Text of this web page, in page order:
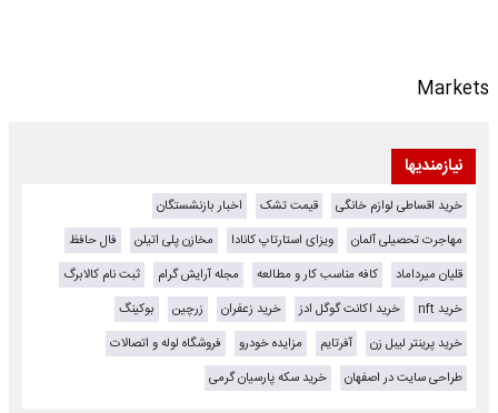
Markets
نیازمندیها
خرید اقساطی لوازم خانگی قیمت تشک
اخبار بازنشستگان
مهاجرت تحصیلی آلمان
ویزای استارتاپ کانادا مخازن پلی اتیلن
فال حافظ
قلیان میرداماد
کافه مناسب کار و مطالعه مجله آرایش گرام
ثبت نام کالابرگ
خرید nft
خرید اکانت گوگل ادز خرید زعفران زرچین
بوکینگ
خرید پرینتر لیبل زن
آفرتایم مزایده خودرو
فروشگاه لوله و اتصالات
طراحی سایت در اصفهان
خرید سکه پارسیان گرمی